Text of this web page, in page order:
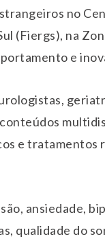
no
(Fiergs), na
e
e tratamentos
ansiedade,
qualidade do